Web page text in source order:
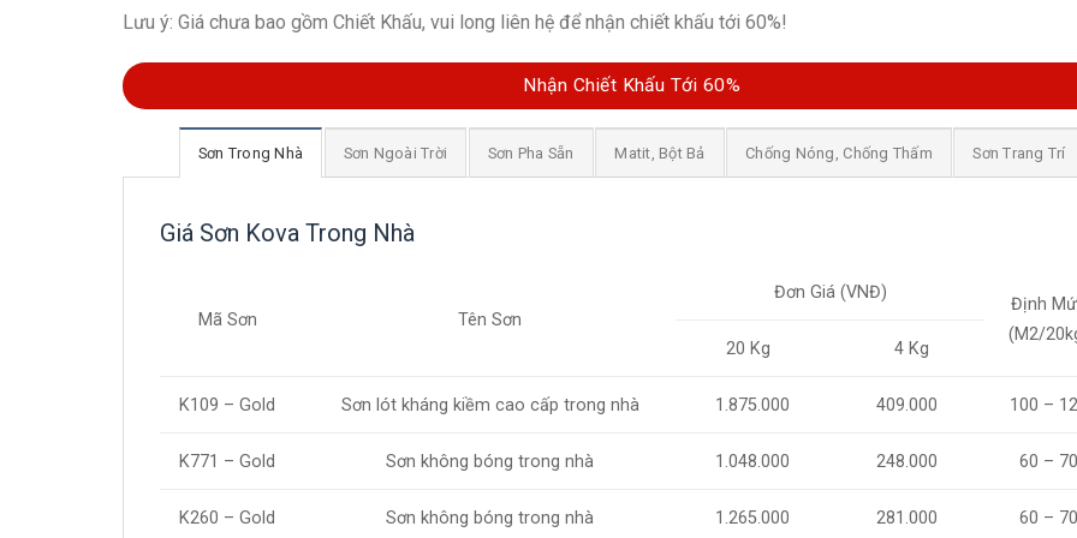
Lưu ý: Giá chưa bao gồm Chiết Khấu, vui long liên hệ để nhận chiết khấu tới 60%!
Nhận Chiết Khấu Tới 60%
Sơn Trong Nhà Sơn Ngoài Trời Sơn Pha Sẵn Matit, Bột Bả Chống Nóng, Chống Thấm Sơn Trang Trí
Giá Sơn Kova Trong Nhà
Mã Sơn Tên Sơn
Đơn Giá (VNĐ)
Định
(M2/
20 Kg 4 Kg
K109 – Gold Sơn lót kháng kiềm cao cấp trong nhà 1.875.000 409.000 100 –
K771 – Gold Sơn không bóng trong nhà 1.048.000 248.000 60 – 70
K260 – Gold Sơn không bóng trong nhà 1.265.000 281.000 60 – 70